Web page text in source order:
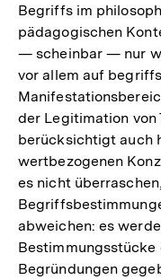
Begriffs im
pädagogischen
— scheinbar — nur
vor allem auf
der Legitimation von
berücksichtigt auch
wertbezogenen
es nicht
abweichen: es
Begründungen